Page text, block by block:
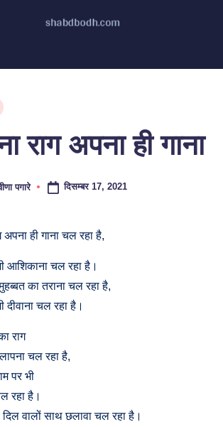
राग अपना ही गाना
पगारे दिसम्बर 17, 2021
अपना ही गाना चल रहा है,
आशिकाना चल रहा है।
का तराना चल रहा है,
दीवाना चल रहा है।
राग
चल रहा है,
पर भी
रहा है।
वालों साथ छलावा चल रहा है।